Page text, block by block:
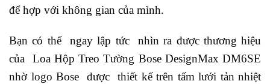
để hợp với không gian của mình.
Bạn có thể ngay lập tức nhìn ra được thương hiệu
của Loa Hộp Treo Tường Bose DesignMax DM6SE
nhờ logo Bose được thiết kế trên tấm lưới tản nhiệt